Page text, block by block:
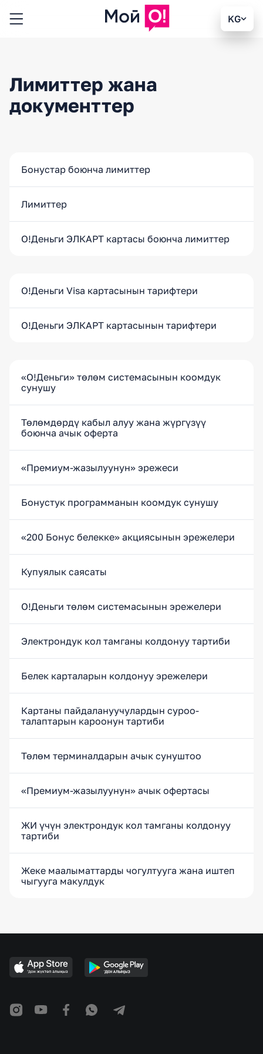
KG
Лимиттер жана
документтер
Бонустар боюнча лимиттер
Лимиттер
O!Деньги ЭЛКАРТ картасы боюнча лимиттер
O!Деньги Visa картасынын тарифтери
O!Деньги ЭЛКАРТ картасынын тарифтери
«O!Деньги» төлөм системасынын коомдук
сунушу
Төлөмдөрдү кабыл алуу жана жүргүзүү
боюнча ачык оферта
«Премиум-жазылуунун» эрежеси
Бонустук программанын коомдук сунушу
«200 Бонус белекке» акциясынын эрежелери
Купуялык саясаты
O!Деньги төлөм системасынын эрежелери
Электрондук кол тамганы колдонуу тартиби
Белек карталарын колдонуу эрежелери
Картаны пайдалануучулардын суроо-
талаптарын кароонун тартиби
Төлөм терминалдарын ачык сунуштоо
«Премиум-жазылуунун» ачык офертасы
ЖИ үчүн электрондук кол тамганы колдонуу
тартиби
Жеке маалыматтарды чогултууга жана иштеп
чыгууга макулдук